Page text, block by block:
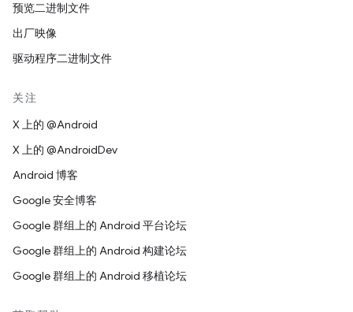
预览二进制文件
出厂映像
驱动程序二进制文件
关注
X 上的 @Android
X 上的 @AndroidDev
Android 博客
Google 安全博客
Google 群组上的 Android 平台论坛
Google 群组上的 Android 构建论坛
Google 群组上的 Android 移植论坛